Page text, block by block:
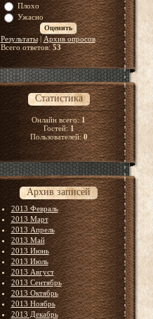
Плохо
Ужасно
Результаты| Архив опросов
Всего ответов:53
Статистика
Онлайн всего:1
Гостей:1
Пользователей:0
Архив записей
2013 Февраль
2013 Март
2013 Апрель
2013 Май
2013 Июнь
2013 Июль
2013 Август
2013 Сентябрь
2013 Октябрь
2013 Ноябрь
2013 Декабрь